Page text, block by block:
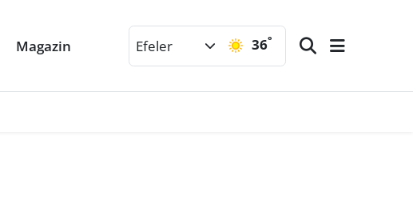
Magazin Efeler 36°